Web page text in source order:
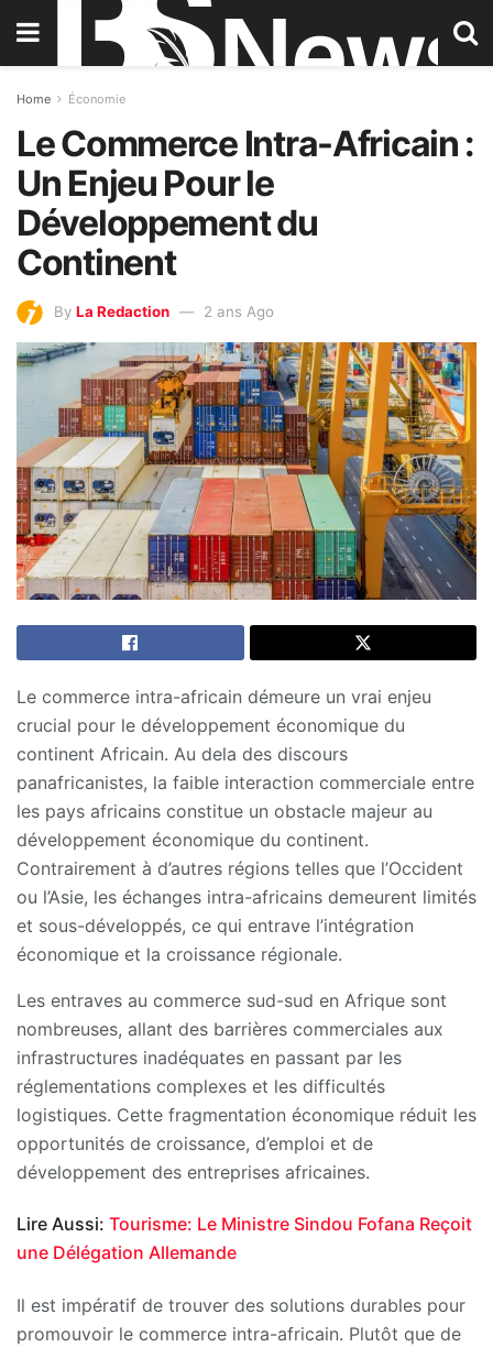
Home Économie
Le Commerce Intra-Africain :
Un Enjeu Pour le
Développement du
Continent
By La Redaction 2 ans Ago
Le commerce intra-africain démeure un vrai enjeu
crucial pour le développement économique du
continent Africain. Au dela des discours
panafricanistes, la faible interaction commerciale entre
les pays africains constitue un obstacle majeur au
développement économique du continent.
Contrairement à d’autres régions telles que l’Occident
ou l’Asie, les échanges intra-africains demeurent limités
et sous-développés, ce qui entrave l’intégration
économique et la croissance régionale.
Les entraves au commerce sud-sud en Afrique sont
nombreuses, allant des barrières commerciales aux
infrastructures inadéquates en passant par les
réglementations complexes et les difficultés
logistiques. Cette fragmentation économique réduit les
opportunités de croissance, d’emploi et de
développement des entreprises africaines.
Lire Aussi: Tourisme: Le Ministre Sindou Fofana Reçoit
une Délégation Allemande
Il est impératif de trouver des solutions durables pour
promouvoir le commerce intra-africain. Plutôt que de